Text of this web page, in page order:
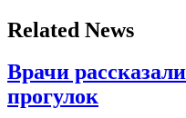
Related News
Врачи
прогулок